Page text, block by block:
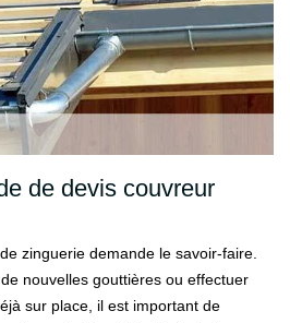
de devis couvreur
zinguerie demande le savoir-faire.
nouvelles gouttières ou effectuer
sur place, il est important de